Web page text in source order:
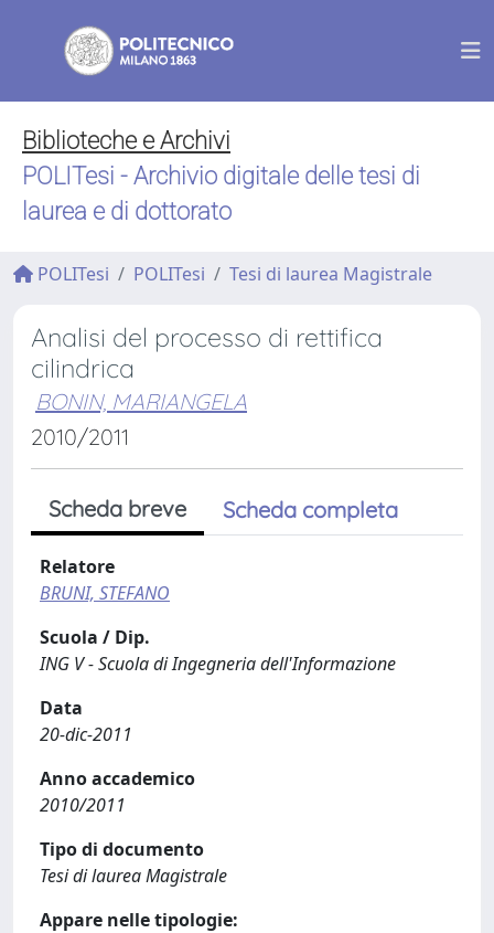
Biblioteche e Archivi
POLITesi - Archivio digitale delle tesi di
laurea e di dottorato
POLITesi POLITesi Tesi di laurea Magistrale
Analisi del processo di rettifica
cilindrica
BONIN, MARIANGELA
2010/2011
Scheda breve Scheda completa
Relatore
BRUNI, STEFANO
Scuola / Dip.
ING V - Scuola di Ingegneria dell'Informazione
Data
20-dic-2011
Anno accademico
2010/2011
Tipo di documento
Tesi di laurea Magistrale
Appare nelle tipologie: